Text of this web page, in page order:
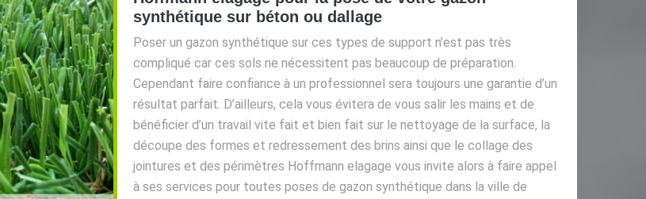
synthétique sur béton ou dallage
Poser un gazon synthétique sur ces types de support n’est pas très
compliqué car ces sols ne nécessitent pas beaucoup de préparation.
Cependant faire confiance à un professionnel sera toujours une garantie d’un
résultat parfait. D’ailleurs, cela vous évitera de vous salir les mains et de
bénéficier d’un travail vite fait et bien fait sur le nettoyage de la surface, la
découpe des formes et redressement des brins ainsi que le collage des
jointures et des périmètres Hoffmann elagage vous invite alors à faire appel
à ses services pour toutes poses de gazon synthétique dans la ville de